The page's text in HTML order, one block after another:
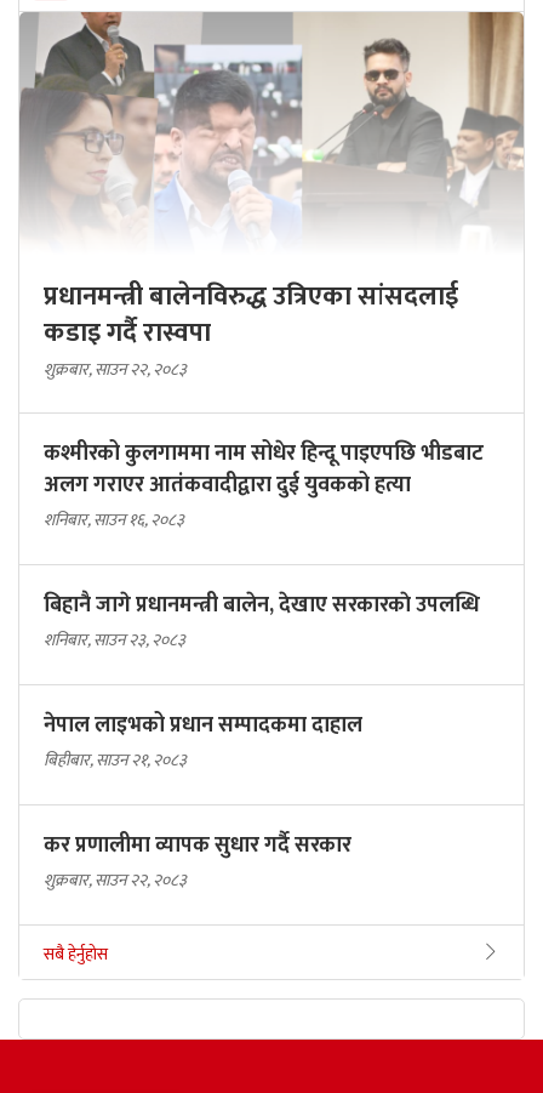
प्रधानमन्त्री बालेनविरुद्ध उत्रिएका सांसदलाई
कडाइ गर्दै रास्वपा
शुक्रबार, साउन २२, २०८३
कश्मीरको कुलगाममा नाम सोधेर हिन्दू पाइएपछि भीडबाट
अलग गराएर आतंकवादीद्वारा दुई युवकको हत्या
शनिबार, साउन १६, २०८३
बिहानै जागे प्रधानमन्त्री बालेन, देखाए सरकारकाे उपलब्धि
शनिबार, साउन २३, २०८३
नेपाल लाइभको प्रधान सम्पादकमा दाहाल
बिहीबार, साउन २१, २०८३
कर प्रणालीमा व्यापक सुधार गर्दै सरकार
शुक्रबार, साउन २२, २०८३
सबै हेर्नुहोस